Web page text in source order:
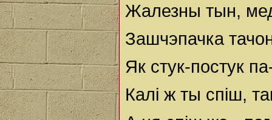
Жалезны тын,
Зашчэпачка
Як стук-постук
Калі ж ты спіш,